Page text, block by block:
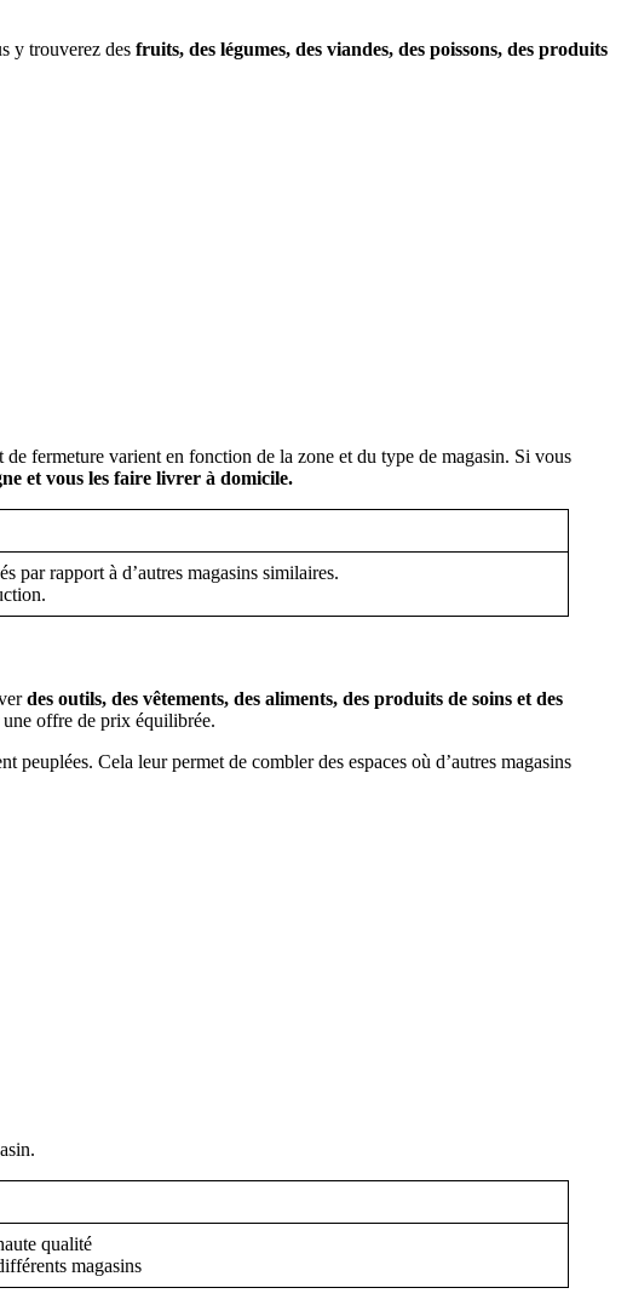
y trouverez des fruits, des légumes, des viandes, des poissons, des produits
de fermeture varient en fonction de la zone et du type de magasin. Si vous
et vous les faire livrer à domicile.
par rapport à d’autres magasins similaires.
des outils, des vêtements, des aliments, des produits de soins et des
offre de prix équilibrée.
peuplées. Cela leur permet de combler des espaces où d’autres magasins
qualité
magasins